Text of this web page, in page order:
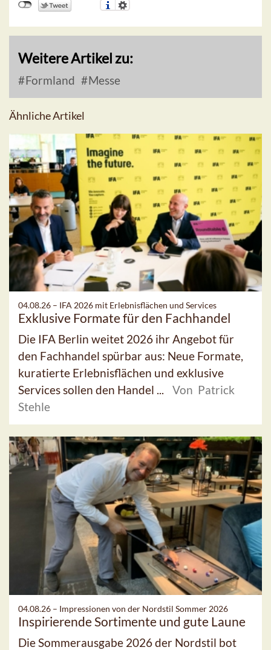
Weitere Artikel zu:
Formland Messe
Ähnliche Artikel
04.08.26 – IFA 2026 mit Erlebnisflächen und Services
Exklusive Formate für den Fachhandel
Die IFA Berlin weitet 2026 ihr Angebot für
den Fachhandel spürbar aus: Neue Formate,
kuratierte Erlebnisflächen und exklusive
Services sollen den Handel ...
Von Patrick
Stehle
04.08.26 – Impressionen von der Nordstil Sommer 2026
Inspirierende Sortimente und gute Laune
Die Sommerausgabe 2026 der Nordstil bot